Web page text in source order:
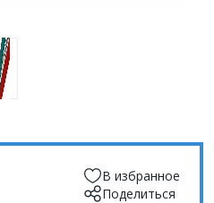
В избранное
Поделиться